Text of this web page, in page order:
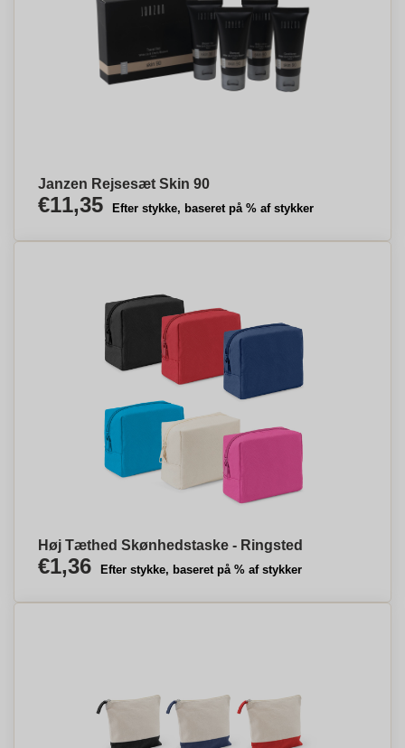
Janzen Rejsesæt Skin 90
€11,35 Efter stykke, baseret på % af stykker
Høj Tæthed Skønhedstaske - Ringsted
€1,36 Efter stykke, baseret på % af stykker